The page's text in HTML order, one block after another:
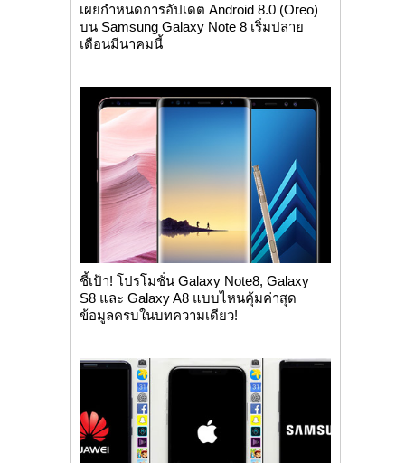
เผยกำหนดการอัปเดต Android 8.0 (Oreo)
บน Samsung Galaxy Note 8 เริ่มปลาย
เดือนมีนาคมนี้
ชี้เป้า! โปรโมชั่น Galaxy Note8, Galaxy
S8 และ Galaxy A8 แบบไหนคุ้มค่าสุด
ข้อมูลครบในบทความเดียว!